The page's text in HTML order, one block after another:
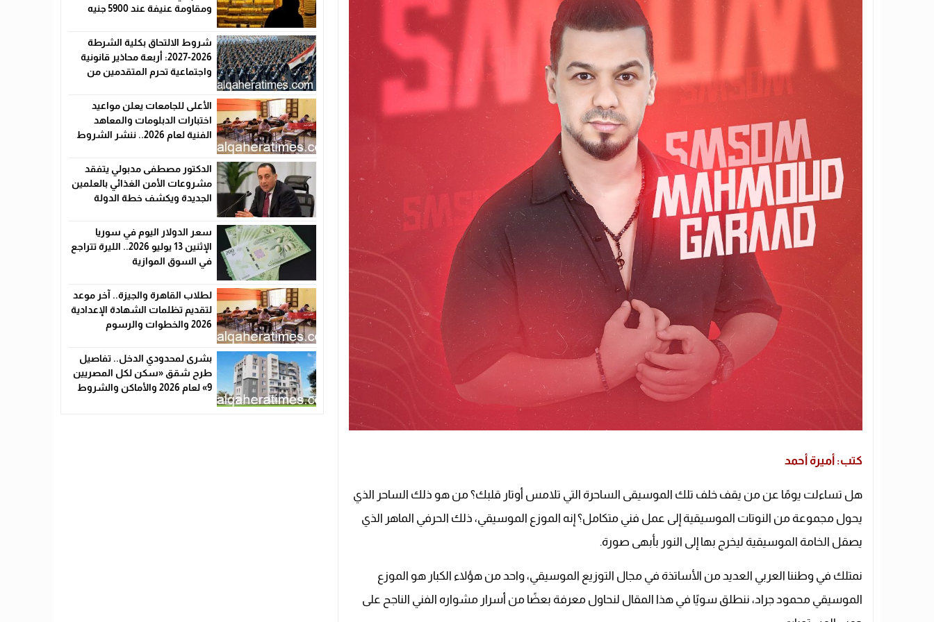
كتب: أميرة أحمد
هل تساءلت يومًا عن من يقف خلف تلك الموسيقى الساحرة التي تلامس أوتار قلبك؟ من هو ذلك الساحر الذي
يحول مجموعة من النوتات الموسيقية إلى عمل فني متكامل؟ إنه الموزع الموسيقي، ذلك الحرفي الماهر الذي
يصقل الخامة الموسيقية ليخرج بها إلى النور بأبهى صورة.
نمتلك في وطننا العربي العديد من الأساتذة في مجال التوزيع الموسيقي، واحد من هؤلاء الكبار هو الموزع
الموسيقي محمود جراد، ننطلق سويًا في هذا المقال لنحاول معرفة بعضًا من أسرار مشواره الفني الناجح على
ومقاومة عنيفة عند 5900 جنيه
شروط الالتحاق بكلية الشرطة
2026-2027: أربعة محاذير قانونية
واجتماعية تحرم المتقدمين من
الأعلى للجامعات يعلن مواعيد
اختبارات الدبلومات والمعاهد
الفنية لعام 2026.. ننشر الشروط
الدكتور مصطفى مدبولي يتفقد
مشروعات الأمن الغذائي بالعلمين
الجديدة ويكشف خطة الدولة
سعر الدولار اليوم في سوريا
الإثنين 13 يوليو 2026.. الليرة تتراجع
في السوق الموازية
لطلاب القاهرة والجيزة.. آخر موعد
لتقديم تظلمات الشهادة الإعدادية
2026 والخطوات والرسوم
بشرى لمحدودي الدخل.. تفاصيل
طرح شقق «سكن لكل المصريين
9» لعام 2026 والأماكن والشروط